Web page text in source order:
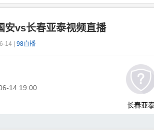
安vs长春亚泰视频直播
14 | 98直播
14 19:00
长春亚